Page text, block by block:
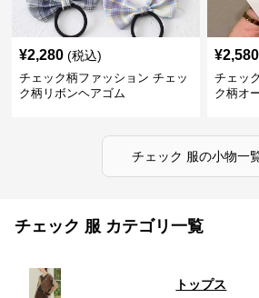
¥2,280 (税込)
チェック柄ファッション チェッ
ク柄リボンヘアゴム
¥2,580
チェッ
ク柄オ
チェック 服の小物一
チェック 服 カテゴリ一覧
トップス